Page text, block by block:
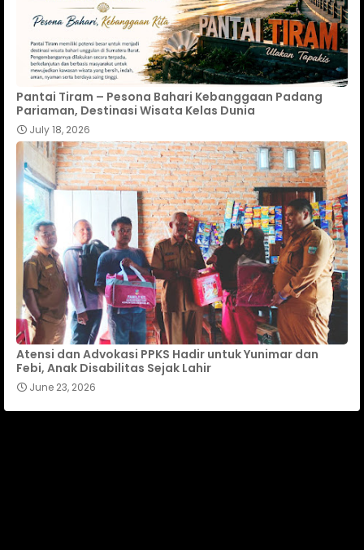
Pantai Tiram – Pesona Bahari Kebanggaan Padang
Pariaman, Destinasi Wisata Kelas Dunia
July 18, 2026
Atensi dan Advokasi PPKS Hadir untuk Yunimar dan
Febi, Anak Disabilitas Sejak Lahir
June 23, 2026